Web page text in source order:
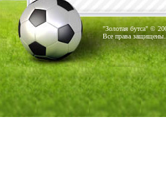
"Золотая бутса" ©
Все права защищены.